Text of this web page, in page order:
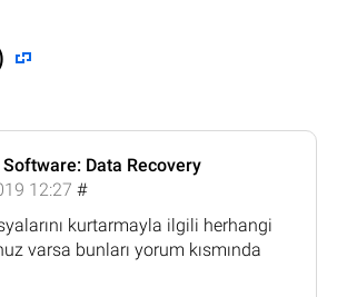
Data Recovery
12:27 #
kurtarmayla ilgili herhangi
varsa bunları yorum kısmında